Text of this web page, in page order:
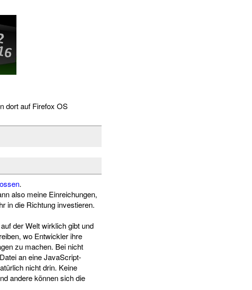
dort auf Firefox OS
.
also meine Einreichungen,
in die Richtung investieren.
der Welt wirklich gibt und
wo Entwickler ihre
zu machen. Bei nicht
an eine JavaScript-
nicht drin. Keine
andere können sich die